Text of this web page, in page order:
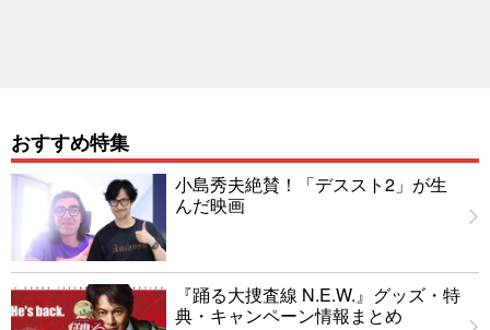
おすすめ特集
小島秀夫絶賛！「デススト2」が生
んだ映画
『踊る大捜査線 N.E.W.』グッズ・特
典・キャンペーン情報まとめ